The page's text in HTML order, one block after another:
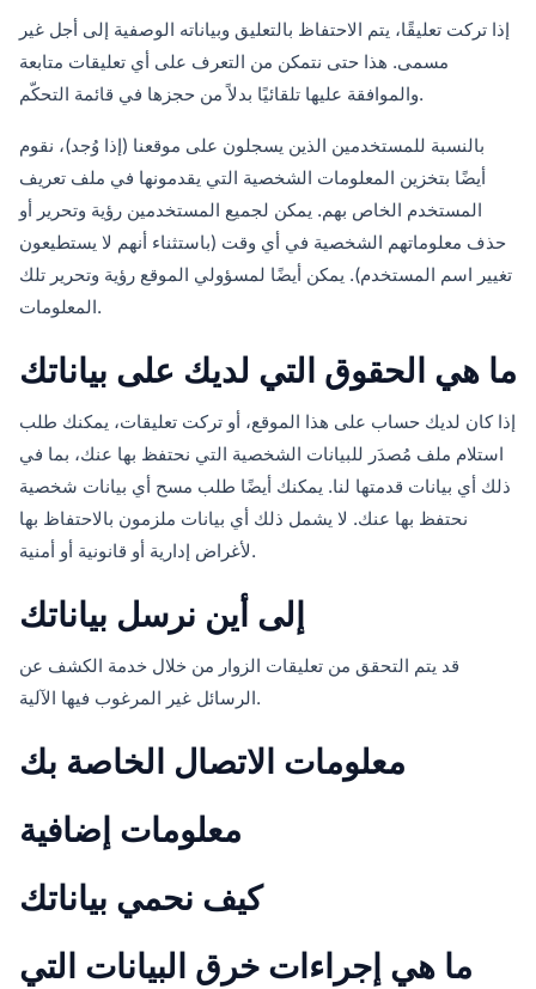
إذا تركت تعليقًا، يتم الاحتفاظ بالتعليق وبياناته الوصفية إلى أجل غير
مسمى. هذا حتى نتمكن من التعرف على أي تعليقات متابعة
والموافقة عليها تلقائيًا بدلاً من حجزها في قائمة التحكّم.
بالنسبة للمستخدمين الذين يسجلون على موقعنا (إذا وُجد)، نقوم
أيضًا بتخزين المعلومات الشخصية التي يقدمونها في ملف تعريف
المستخدم الخاص بهم. يمكن لجميع المستخدمين رؤية وتحرير أو
حذف معلوماتهم الشخصية في أي وقت (باستثناء أنهم لا يستطيعون
تغيير اسم المستخدم). يمكن أيضًا لمسؤولي الموقع رؤية وتحرير تلك
المعلومات.
ما هي الحقوق التي لديك على بياناتك
إذا كان لديك حساب على هذا الموقع، أو تركت تعليقات، يمكنك طلب
استلام ملف مُصدَر للبيانات الشخصية التي نحتفظ بها عنك، بما في
ذلك أي بيانات قدمتها لنا. يمكنك أيضًا طلب مسح أي بيانات شخصية
نحتفظ بها عنك. لا يشمل ذلك أي بيانات ملزمون بالاحتفاظ بها
لأغراض إدارية أو قانونية أو أمنية.
إلى أين نرسل بياناتك
قد يتم التحقق من تعليقات الزوار من خلال خدمة الكشف عن
الرسائل غير المرغوب فيها الآلية.
معلومات الاتصال الخاصة بك
معلومات إضافية
كيف نحمي بياناتك
ما هي إجراءات خرق البيانات التي